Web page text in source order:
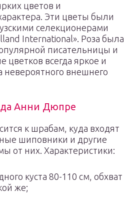
цветов и
Эти цветы были
селекционерами
International». Роза была
писательницы и
цветков всегда яркое и
невероятного внешнего
Анни Дюпре
к шрабам, куда входят
шиповники и другие
от них. Характеристики:
куста 80-110 см, обхват
же;